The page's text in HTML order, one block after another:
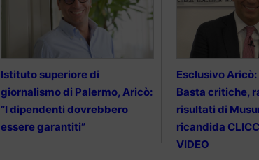
Istituto superiore di
giornalismo di Palermo, Aricò:
”I dipendenti dovrebbero
essere garantiti”
Esclusivo
Basta critiche,
risultati di
ricandida
VIDEO